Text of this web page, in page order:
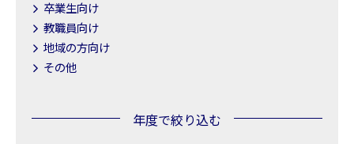
卒業生向け
教職員向け
地域の方向け
その他
年度で絞り込む